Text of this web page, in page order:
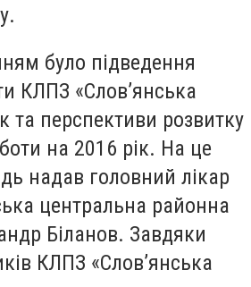
було підведення
КЛПЗ «Слов’янська
та перспективи розвитку
на 2016 рік. На це
надав головний лікар
центральна районна
Біланов. Завдяки
КЛПЗ «Слов’янська